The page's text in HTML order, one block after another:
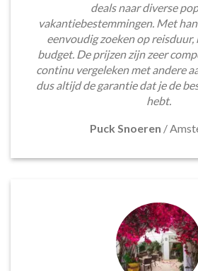
deals naar diverse
vakantiebestemmingen. Met
eenvoudig zoeken op reisduur,
budget. De prijzen zijn zeer
continu vergeleken met andere
dus altijd de garantie dat je de
hebt.
Puck Snoeren /